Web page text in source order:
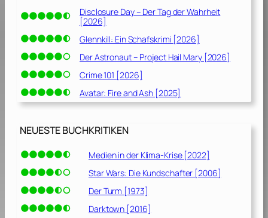
Disclosure Day – Der Tag der Wahrheit
[2026]
Glennkill: Ein Schafskrimi [2026]
Der Astronaut – Project Hail Mary [2026]
Crime 101 [2026]
Avatar: Fire and Ash [2025]
NEUESTE BUCHKRITIKEN
Medien in der Klima-Krise [2022]
Star Wars: Die Kundschafter [2006]
Der Turm [1973]
Darktown [2016]